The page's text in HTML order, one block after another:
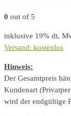
0 out of 5
inklusive 19% dt.
Versand: kostenlos
Hinweis:
Der Gesamtpreis
Kundenart
wird der endgültige